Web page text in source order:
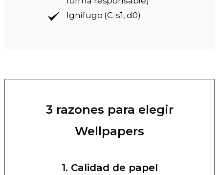
Ignífugo (C-s1, d0)
3 razones para elegir
Wellpapers
1. Calidad de papel